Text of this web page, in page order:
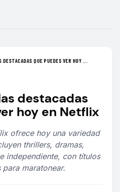
DESTACADAS QUE PUEDES VER HOY ...
destacadas
hoy en Netflix
ofrece hoy una variedad
thrillers, dramas,
independiente, con títulos
maratonear.